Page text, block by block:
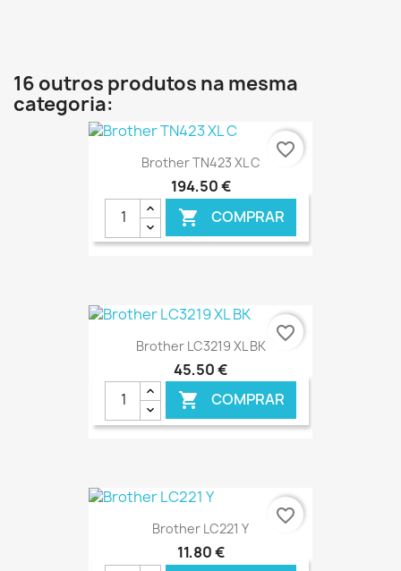
16 outros produtos na mesma
categoria:
Brother TN423 XL C
194,50 €
 COMPRAR
€ ONLINE
favorite_border
Brother LC3219 XL BK
45,50 €
 COMPRAR
€ ONLINE
favorite_border
Brother LC221 Y
11,80 €
favorite_border